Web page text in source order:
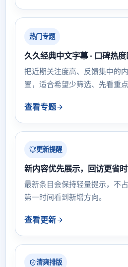
热门专题
久久经典中文字幕 · 口碑热度
把近期关注度高、反馈集中的
置，适合希望少筛选、先看重点
查看专题
更新提醒
新内容优先展示，回访更省
最新条目会保持轻量提示，不
第一时间看到新增方向。
查看更新
清爽排版